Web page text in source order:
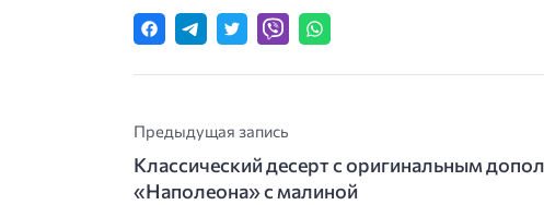
Предыдущая запись
Классический десерт с оригинальным
«Наполеона» с малиной